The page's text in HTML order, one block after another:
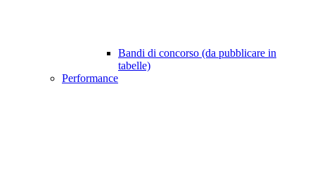
Bandi di concorso (da pubblicare in
tabelle)
Performance